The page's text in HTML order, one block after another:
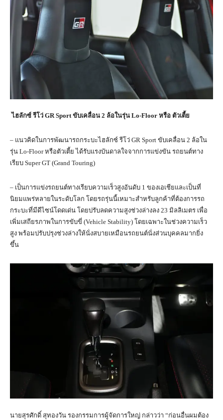
ไฮลักซ์ รีโว่ GR Sport ขับเคลื่อน 2 ล้อในรุ่น Lo-Floor หรือ ตัวเตี้ย
– แนวคิดในการพัฒนารถกระบะไฮลักซ์ รีโว่ GR Sport ขับเคลื่อน 2 ล้อใน
รุ่น Lo-Floor หรือตัวเตี้ย ได้รับแรงบันดาลใจจากการแข่งขัน รถยนต์ทาง
เรียบ Super GT (Grand Touring)
– เป็นการแข่งรถยนต์ทางเรียบความเร็วสูงอันดับ 1 ของเอเชียและเป็นที่
นิยมแพร่หลายในระดับโลก โดยรถรุ่นนี้เหมาะสำหรับลูกค้าที่ต้องการรถ
กระบะที่มีดีไซน์โดดเด่น โดยปรับลดความสูงช่วงล่างลง 23 มิลลิเมตร เพื่อ
เพิ่มเสถียรภาพในการขับขี่ (Vehicle Stability) โดยเฉพาะในช่วงความเร็ว
สูง พร้อมปรับปรุงช่วงล่างให้นั่งสบายเหมือนรถยนต์นั่งส่วนบุคคลมากยิ่ง
ขึ้น
นายสุรศักดิ์ สุทองวัน รองกรรมการผู้จัดการใหญ่ กล่าวว่า “ก่อนอื่นผมต้อง